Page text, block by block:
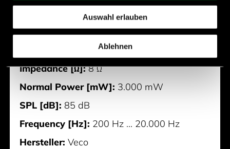
Auswahl erlauben
Ablehnen
32,7 mm
Width [mm]:32,7 mm
16,5 mm
Impedance [Ω]:8 Ω
Normal Power [mW]: 3.000 mW
SPL [dB]: 85 dB
Frequency [Hz]: 200 Hz ... 20.000 Hz
Hersteller: Veco